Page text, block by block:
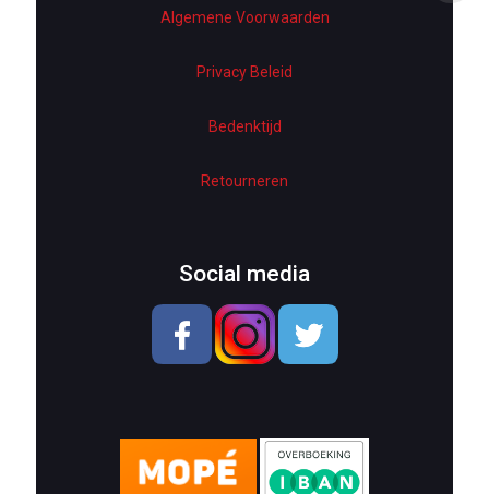
Electronics
Home Decor
Hardware
Beauty & Health
School & OfficeSupplies
Men Shoes
Appliances
Algemene Voorwaarden
Privacy Beleid
Bedenktijd
Retourneren
Social media